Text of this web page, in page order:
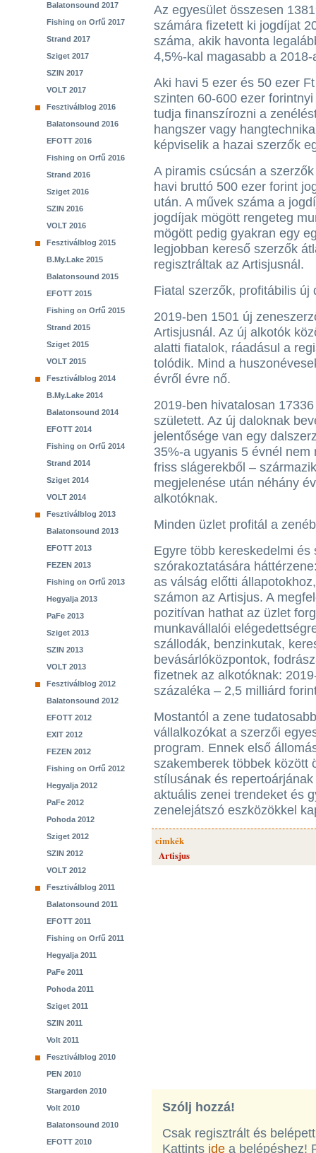
Balatonsound 2017
Fishing on Orfű 2017
Strand 2017
Sziget 2017
SZIN 2017
VOLT 2017
Fesztiválblog 2016
Balatonsound 2016
EFOTT 2016
Fishing on Orfű 2016
Strand 2016
Sziget 2016
SZIN 2016
VOLT 2016
Fesztiválblog 2015
B.My.Lake 2015
Balatonsound 2015
EFOTT 2015
Fishing on Orfű 2015
Strand 2015
Sziget 2015
VOLT 2015
Fesztiválblog 2014
B.My.Lake 2014
Balatonsound 2014
EFOTT 2014
Fishing on Orfű 2014
Strand 2014
Sziget 2014
VOLT 2014
Fesztiválblog 2013
Balatonsound 2013
EFOTT 2013
FEZEN 2013
Fishing on Orfű 2013
Hegyalja 2013
PaFe 2013
Sziget 2013
SZIN 2013
VOLT 2013
Fesztiválblog 2012
Balatonsound 2012
EFOTT 2012
EXIT 2012
FEZEN 2012
Fishing on Orfű 2012
Hegyalja 2012
PaFe 2012
Pohoda 2012
Sziget 2012
SZIN 2012
VOLT 2012
Fesztiválblog 2011
Balatonsound 2011
EFOTT 2011
Fishing on Orfű 2011
Hegyalja 2011
PaFe 2011
Pohoda 2011
Sziget 2011
SZIN 2011
Volt 2011
Fesztiválblog 2010
PEN 2010
Stargarden 2010
Volt 2010
Balatonsound 2010
EFOTT 2010
Az egyesület összesen
számára fizetett ki jogdíjat
száma, akik havonta
4,5%-kal magasabb a
Aki havi 5 ezer és 50 ezer
szinten 60-600 ezer
tudja finanszírozni a
hangszer vagy
képviselik a hazai szerzők
A piramis csúcsán a
havi bruttó 500 ezer forint
után. A művek száma a
jogdíjak mögött rengeteg
mögött pedig gyakran egy
legjobban kereső szerzők
regisztráltak az Artisjusnál.
Fiatal szerzők, profitábilis új
2019-ben 1501 új
Artisjusnál. Az új alkotók
alatti fiatalok, ráadásul a
tolódik. Mind a
évről évre nő.
2019-ben hivatalosan
született. Az új daloknak
jelentősége van egy
35%-a ugyanis 5 évnél
friss slágerekből –
megjelenése után néhány
alkotóknak.
Minden üzlet profitál a
Egyre több kereskedelmi
szórakoztatására
as válság előtti
számon az Artisjus. A
pozitívan hathat az üzlet
munkavállalói
szállodák, benzinkutak,
bevásárlóközpontok,
fizetnek az alkotóknak:
százaléka – 2,5 milliárd
Mostantól a zene
vállalkozókat a szerzői
program. Ennek első
szakemberek többek között
stílusának és
aktuális zenei trendeket és
zenelejátszó eszközökkel
cimkék
Artisjus
Szólj hozzá!
Csak regisztrált és
Kattints ide a belépéshez!